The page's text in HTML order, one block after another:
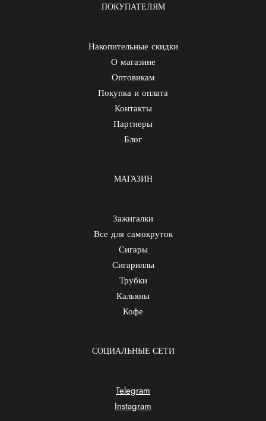
ПОКУПАТЕЛЯМ
Накопительные скидки
О магазине
Оптовикам
Покупка и оплата
Контакты
Партнеры
Блог
МАГАЗИН
Зажигалки
Все для самокруток
Сигары
Сигариллы
Трубки
Кальяны
Кофе
СОЦИАЛЬНЫЕ СЕТИ
Telegram
Instagram